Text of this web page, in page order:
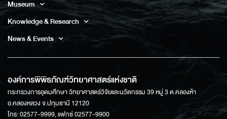
Museum
Knowledge & Research
News & Events
องค์การพิพิธภัณฑ์วิทยาศาสตร์แห่งชาติ
กระทรวงการอุดมศึกษา วิทยาศาสตร์วิจัยและนวัตกรรม 39 หมู่ 3 ต.คลองห้า
อ.คลองหลวง จ.ปทุมธานี 12120
โทร: 02577-9999, แฟกซ์ 02577-9900